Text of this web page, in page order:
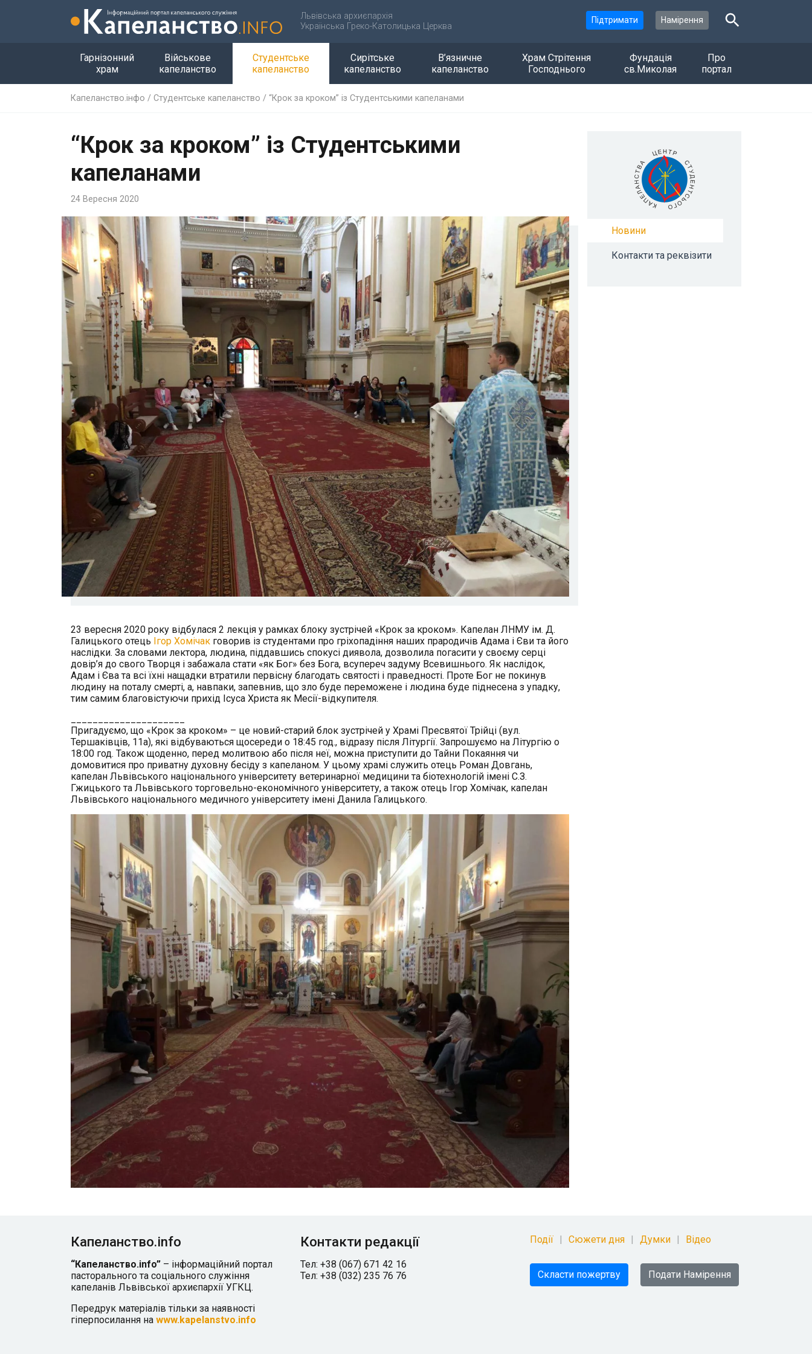
Львівська архиєпархія
Українська Греко-Католицька Церква
Підтримати Намірення
Гарнізонний
храм
Військове
капеланство
Студентське
капеланство
Сирітське
капеланство
В’язничне
капеланство
Храм Стрітення
Господнього
Фундація
св.Миколая
Про
портал
Капеланство.інфо / Студентське капеланство / “Крок за кроком” із Студентськими капеланами
“Крок за кроком” із Студентськими
капеланами
24 Вересня 2020
23 вересня 2020 року відбулася 2 лекція у рамках блоку зустрічей «Крок за кроком». Капелан ЛНМУ ім. Д.
Галицького отець Ігор Хомічак говорив із студентами про гріхопадіння наших прародичів Адама і Єви та його
наслідки. За словами лектора, людина, піддавшись спокусі диявола, дозволила погасити у своєму серці
довір’я до свого Творця і забажала стати «як Бог» без Бога, всупереч задуму Всевишнього. Як наслідок,
Адам і Єва та всі їхні нащадки втратили первісну благодать святості і праведності. Проте Бог не покинув
людину на поталу смерті, а, навпаки, запевнив, що зло буде переможене і людина буде піднесена з упадку,
тим самим благовістуючи прихід Ісуса Христа як Месії-відкупителя.
Пригадуємо, що «Крок за кроком» – це новий-старий блок зустрічей у Храмі Пресвятої Трійці (вул.
Тершаківців, 11а), які відбуваються щосереди о 18:45 год., відразу після Літургії. Запрошуємо на Літургію о
18:00 год. Також щоденно, перед молитвою або після неї, можна приступити до Тайни Покаяння чи
домовитися про приватну духовну бесіду з капеланом. У цьому храмі служить отець Роман Довгань,
капелан Львівського національного університету ветеринарної медицини та біотехнологій імені С.З.
Гжицького та Львівського торговельно-економічного університету, а також отець Ігор Хомічак, капелан
Львівського національного медичного університету імені Данила Галицького.
Новини
Контакти та реквізити
Капеланство.info
“Капеланство.info” – інформаційний портал
пасторального та соціального служіння
капеланів Львівської архиєпархії УГКЦ.
Передрук матеріалів тільки за наявності
гіперпосилання на www.kapelanstvo.info
Контакти редакції
Тел: +38 (067) 671 42 16
Тел: +38 (032) 235 76 76
Події Сюжети дня Думки Відео
Скласти пожертву Подати Намірення